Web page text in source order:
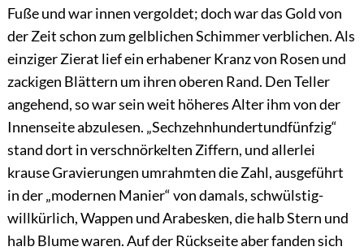
Fuße und war innen vergoldet; doch war das Gold von
der Zeit schon zum gelblichen Schimmer verblichen. Als
einziger Zierat lief ein erhabener Kranz von Rosen und
zackigen Blättern um ihren oberen Rand. Den Teller
angehend, so war sein weit höheres Alter ihm von der
Innenseite abzulesen. „Sechzehnhundertundfünfzig“
stand dort in verschnörkelten Ziffern, und allerlei
krause Gravierungen umrahmten die Zahl, ausgeführt
in der „modernen Manier“ von damals, schwülstig-
willkürlich, Wappen und Arabesken, die halb Stern und
halb Blume waren. Auf der Rückseite aber fanden sich